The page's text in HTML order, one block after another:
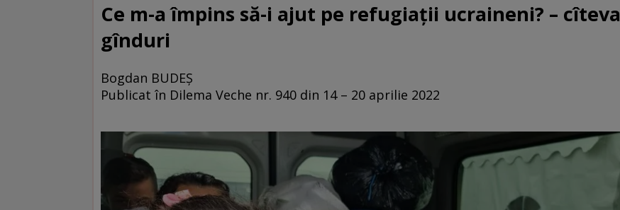
Ce m-a împins să-i ajut pe refugiații ucraineni? – cîteva
gînduri
Bogdan BUDEȘ
Publicat în Dilema Veche nr. 940 din 14 – 20 aprilie 2022